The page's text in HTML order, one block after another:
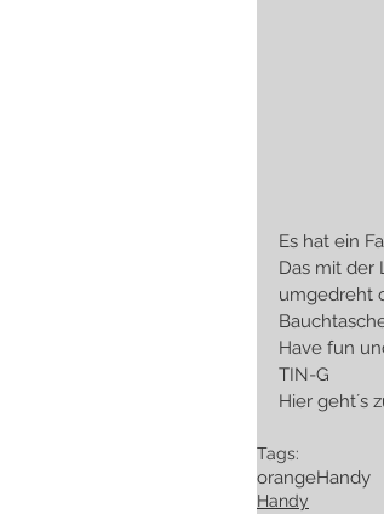
Es hat ein
Das mit der
umgedreht
Have fun
TIN-G
Hier geht´s
Tags:
orangeHandy
Handy